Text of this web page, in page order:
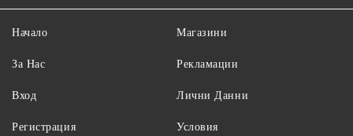
Начало
За Нас
Вход
Регистрация
Магазини
Рекламации
Лични Данни
Условия